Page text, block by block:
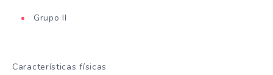
Grupo II
Características físicas